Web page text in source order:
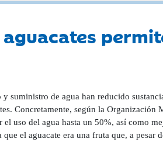
suministro de agua han reducido
Concretamente, según la
uso del agua hasta un 50%, así como
que el aguacate era una fruta que, a pesar